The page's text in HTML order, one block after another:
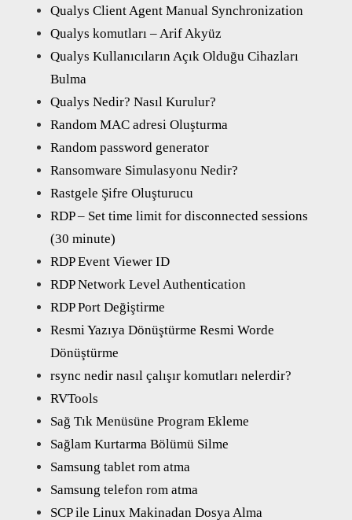
Qualys Client Agent Manual Synchronization
Qualys komutları – Arif Akyüz
Qualys Kullanıcıların Açık Olduğu Cihazları
Bulma
Qualys Nedir? Nasıl Kurulur?
Random MAC adresi Oluşturma
Random password generator
Ransomware Simulasyonu Nedir?
Rastgele Şifre Oluşturucu
RDP – Set time limit for disconnected sessions
(30 minute)
RDP Event Viewer ID
RDP Network Level Authentication
RDP Port Değiştirme
Resmi Yazıya Dönüştürme Resmi Worde
Dönüştürme
rsync nedir nasıl çalışır komutları nelerdir?
RVTools
Sağ Tık Menüsüne Program Ekleme
Sağlam Kurtarma Bölümü Silme
Samsung tablet rom atma
Samsung telefon rom atma
SCP ile Linux Makinadan Dosya Alma